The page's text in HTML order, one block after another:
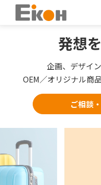
発想
企画、デザイ
OEM／オリジナル商
ご相談
発想
企画、デザイ
OEM／オリジナル商
ご相談
発想
企画、デザイ
OEM／オリジナル商
ご相談
発想
企画、デザイ
OEM／オリジナル商
ご相談
発想
企画、デザイ
OEM／オリジナル商
ご相談
発想
企画、デザイ
OEM／オリジナル商
ご相談
発想
企画、デザイ
OEM／オリジナル商
ご相談